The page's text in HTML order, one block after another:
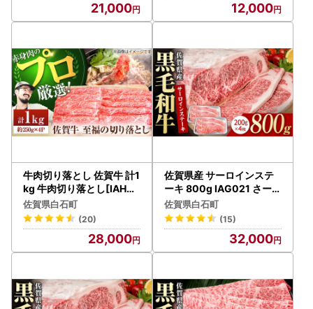
21,000 12,000
牛肉切り落とし 佐賀牛 計1
kg 牛肉切り落とし[IAH00
6]
佐賀県白石町
(20)
28,000
佐賀県産 サーロインステ
ーキ 800g IAG021 さーろ
いん ステーキ
佐賀県白石町
(15)
32,000